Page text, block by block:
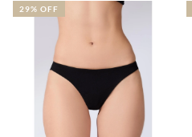
29% OFF